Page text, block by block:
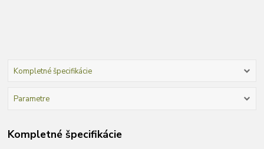
Kompletné špecifikácie
Parametre
Kompletné špecifikácie